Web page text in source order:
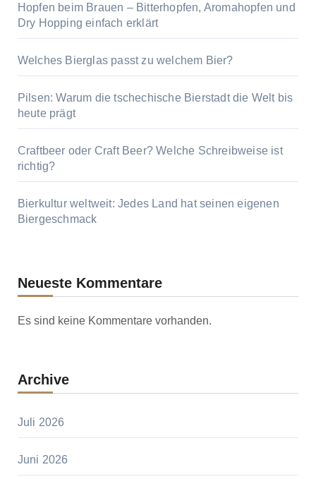
Hopfen beim Brauen – Bitterhopfen, Aromahopfen und
Dry Hopping einfach erklärt
Welches Bierglas passt zu welchem Bier?
Pilsen: Warum die tschechische Bierstadt die Welt bis
heute prägt
Craftbeer oder Craft Beer? Welche Schreibweise ist
richtig?
Bierkultur weltweit: Jedes Land hat seinen eigenen
Biergeschmack
Neueste Kommentare
Es sind keine Kommentare vorhanden.
Archive
Juli 2026
Juni 2026